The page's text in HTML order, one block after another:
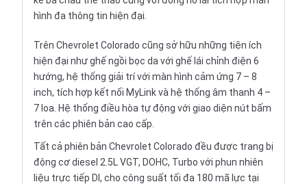
hình đa thông tin hiện đại.
Trên Chevrolet Colorado cũng sở hữu những tiện ích
hiện đại như ghế ngồi bọc da với ghế lái chỉnh điện 6
hướng, hệ thống giải trí với màn hình cảm ứng 7 – 8
inch, tích hợp kết nối MyLink và hệ thống âm thanh 4 –
7 loa. Hệ thống điều hòa tự động với giao diện nút bấm
trên các phiên bản cao cấp.
Tất cả phiên bản Chevrolet Colorado đều được trang bị
động cơ diesel 2.5L VGT, DOHC, Turbo với phun nhiên
liệu trực tiếp DI, cho công suất tối đa 180 mã lực tại